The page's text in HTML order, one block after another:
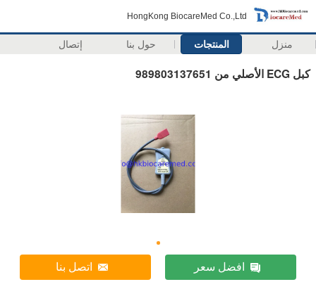
HongKong BiocareMed Co.,Ltd
منزل المنتجات حول بنا إتصال
كبل ECG الأصلي من 989803137651
افضل سعر اتصل بنا